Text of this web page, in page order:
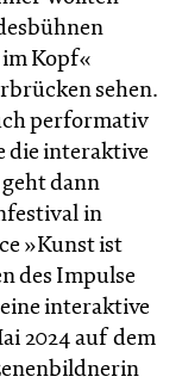
im Kopf«
sehen.
performativ
die interaktive
dann
in
»Kunst ist
des Impulse
interaktive
2024 auf dem